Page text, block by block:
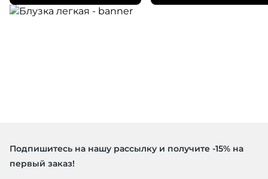
Подпишитесь на нашу рассылку и получите -15% на
первый заказ!